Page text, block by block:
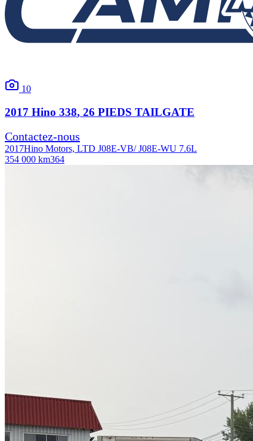
10
2017 Hino 338, 26 PIEDS TAILGATE
Contactez-nous
2017Hino Motors, LTD J08E-VB/ J08E-WU 7.6L
354 000 km364